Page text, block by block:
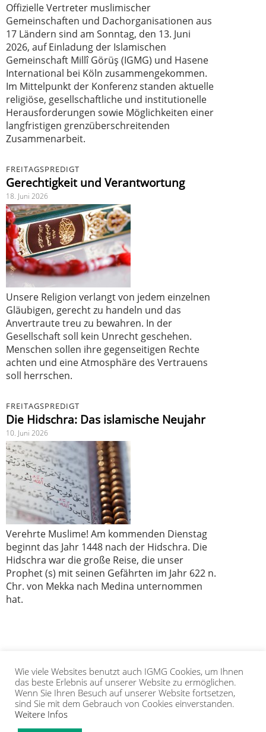
Offizielle Vertreter muslimischer
Gemeinschaften und Dachorganisationen aus
17 Ländern sind am Sonntag, den 13. Juni
2026, auf Einladung der Islamischen
Gemeinschaft Millî Görüş (IGMG) und Hasene
International bei Köln zusammengekommen.
Im Mittelpunkt der Konferenz standen aktuelle
religiöse, gesellschaftliche und institutionelle
Herausforderungen sowie Möglichkeiten einer
langfristigen grenzüberschreitenden
Zusammenarbeit.
FREITAGSPREDIGT
Gerechtigkeit und Verantwortung
18. Juni 2026
Unsere Religion verlangt von jedem einzelnen
Gläubigen, gerecht zu handeln und das
Anvertraute treu zu bewahren. In der
Gesellschaft soll kein Unrecht geschehen.
Menschen sollen ihre gegenseitigen Rechte
achten und eine Atmosphäre des Vertrauens
soll herrschen.
FREITAGSPREDIGT
Die Hidschra: Das islamische Neujahr
10. Juni 2026
Verehrte Muslime! Am kommenden Dienstag
beginnt das Jahr 1448 nach der Hidschra. Die
Hidschra war die große Reise, die unser
Prophet (s) mit seinen Gefährten im Jahr 622 n.
Chr. von Mekka nach Medina unternommen
hat.
1 2
IGMG PRESSE
MITGLIEDSCHAFT
Wie viele Websites benutzt auch IGMG Cookies, um Ihnen
das beste Erlebnis auf unserer Website zu ermöglichen.
Wenn Sie Ihren Besuch auf unserer Website fortsetzen,
sind Sie mit dem Gebrauch von Cookies einverstanden.
Weitere Infos